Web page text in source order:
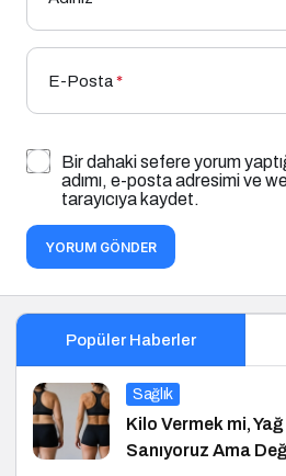
E-Posta*
Bir dahaki sefere yorum
adımı, e-posta adresimi ve
tarayıcıya kaydet.
YORUM GÖNDER
Popüler Haberler
Sağlık
Kilo Vermek mi,
Sanıyoruz Ama